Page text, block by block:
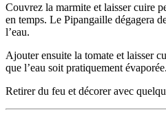
Couvrez la marmite et laisser cuire
en temps. Le Pipangaille dégagera
l’eau.
Ajouter ensuite la tomate et laisser
que l’eau soit pratiquement évaporée.
Retirer du feu et décorer avec